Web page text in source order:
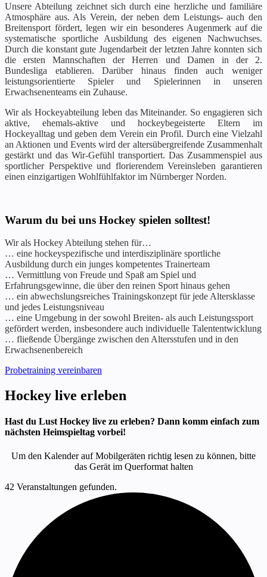
Unsere Abteilung zeichnet sich durch eine herzliche und familiäre
Atmosphäre aus. Als Verein, der neben dem Leistungs- auch den
Breitensport fördert, legen wir ein besonderes Augenmerk auf die
systematische sportliche Ausbildung des eigenen Nachwuchses.
Durch die konstant gute Jugendarbeit der letzten Jahre konnten sich
die ersten Mannschaften der Herren und Damen in der 2.
Bundesliga etablieren. Darüber hinaus finden auch weniger
leistungsorientierte Spieler und Spielerinnen in unseren
Erwachsenenteams ein Zuhause.
Wir als Hockeyabteilung leben das Miteinander. So engagieren sich
aktive, ehemals-aktive und hockeybegeisterte Eltern im
Hockeyalltag und geben dem Verein ein Profil. Durch eine Vielzahl
an Aktionen und Events wird der altersübergreifende Zusammenhalt
gestärkt und das Wir-Gefühl transportiert. Das Zusammenspiel aus
sportlicher Perspektive und florierendem Vereinsleben garantieren
einen einzigartigen Wohlfühlfaktor im Nürnberger Norden.
Warum du bei uns Hockey spielen solltest!
Wir als Hockey Abteilung stehen für…
… eine hockeyspezifische und interdisziplinäre sportliche
Ausbildung durch ein junges kompetentes Trainerteam
… Vermittlung von Freude und Spaß am Spiel und
Erfahrungsgewinne, die über den reinen Sport hinaus gehen
… ein abwechslungsreiches Trainingskonzept für jede Altersklasse
und jedes Leistungsniveau
… eine Umgebung in der sowohl Breiten- als auch Leistungssport
gefördert werden, insbesondere auch individuelle Talententwicklung
… fließende Übergänge zwischen den Altersstufen und in den
Erwachsenenbereich
Probetraining vereinbaren
Hockey live erleben
Hast du Lust Hockey live zu erleben? Dann komm einfach zum
nächsten Heimspieltag vorbei!
Um den Kalender auf Mobilgeräten richtig lesen zu können, bitte
das Gerät im Querformat halten
42 Veranstaltungen gefunden.